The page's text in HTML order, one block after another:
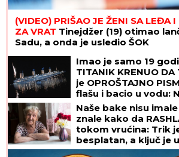
(VIDEO) PRIŠAO JE ŽENI SA LEĐA
ZA VRAT Tinejdžer (19) otimao
Sadu, a onda je usledio ŠOK
Imao je samo 19
TITANIK KRENUO
je OPROŠTAJNO
flašu i bacio u vodu:
nisu videli, a kada je
pročitala poruku -
PUKLO
Naše bake nisu
znale kako da
tokom vrućina: Trik
besplatan, a ključ je
PRAVILU